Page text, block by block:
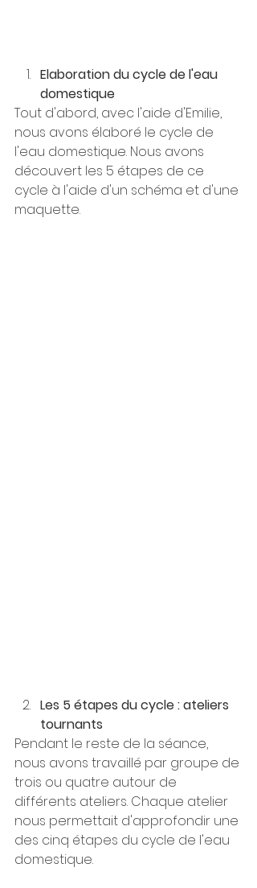
Elaboration du cycle de l'eau
domestique
Tout d'abord, avec l'aide d'Emilie,
nous avons élaboré le cycle de
l'eau domestique. Nous avons
découvert les 5 étapes de ce
cycle à l'aide d'un schéma et d'une
maquette.
Les 5 étapes du cycle : ateliers
tournants
Pendant le reste de la séance,
nous avons travaillé par groupe de
trois ou quatre autour de
différents ateliers. Chaque atelier
nous permettait d'approfondir une
des cinq étapes du cycle de l'eau
domestique.